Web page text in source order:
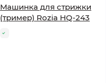
Машинка для стрижки
(тример) Rozia HQ-243